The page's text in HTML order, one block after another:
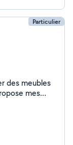
Particulier
mes